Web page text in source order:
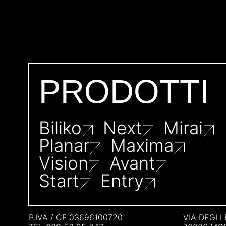
PRODOTTI
Biliko Next
Mirai
Planar
Maxima
Vision
Avant
Start
Entry
P.IVA / CF 03696100720
VIA DEGLI